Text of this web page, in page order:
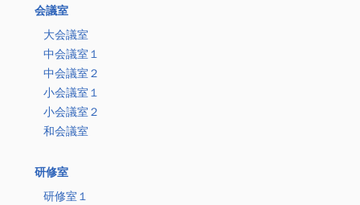
会議室
大会議室
中会議室１
中会議室２
小会議室１
小会議室２
和会議室
研修室
研修室１